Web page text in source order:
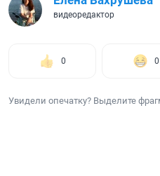
видеоредактор
0 0
Увидели опечатку? Выделите